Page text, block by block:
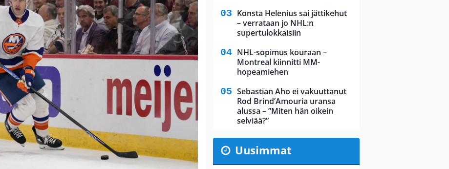
Konsta Helenius sai jättikehut
– verrataan jo NHL:n
supertulokkaisiin
NHL-sopimus kouraan –
Montreal kiinnitti MM-
hopeamiehen
Sebastian Aho ei vakuuttanut
Rod Brind’Amouria uransa
alussa – ”Miten hän oikein
selviää?”
Uusimmat